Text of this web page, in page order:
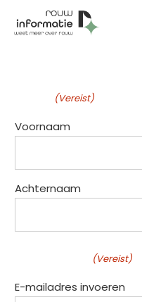
(Vereist)
Voornaam
Achternaam
(Vereist)
E-mailadres invoeren